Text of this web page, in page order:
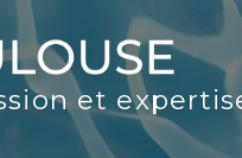
La filtration
Les robots piscines
Volets et sécurité
La stérilisation
et